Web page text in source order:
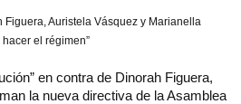
Figuera, Auristela Vásquez y Marianella
el régimen”
en contra de Dinorah Figuera,
la nueva directiva de la Asamblea